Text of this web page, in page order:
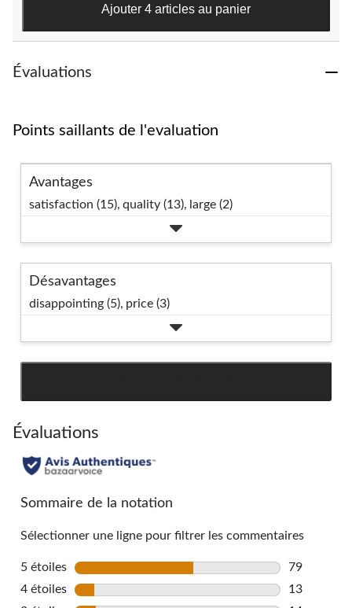
évaluations
Ajouter 4 articles au panier
Évaluations
Points saillants de l'evaluation
Avantages
satisfaction (15), quality (13), large (2)
Désavantages
disappointing (5), price (3)
Évaluations
Sommaire de la notation
Sélectionner une ligne pour filtrer les commentaires
5 étoiles étoiles
79
79
4 étoiles étoiles
13
13